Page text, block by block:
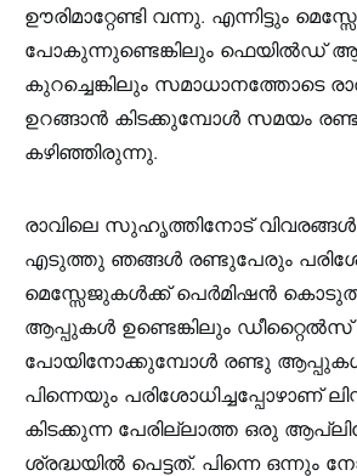
ഊരിമാറ്റേണ്ടി വന്നു. എന്നിട്ടും
പോകുന്നുണ്ടെങ്കിലും ഫെയിൽഡ്
കുറച്ചെങ്കിലും സമാധാനത്തോടെ
ഉറങ്ങാൻ കിടക്കുമ്പോൾ സമയം
കഴിഞ്ഞിരുന്നു.
രാവിലെ സുഹൃത്തിനോട്
എടുത്തു ഞങ്ങൾ രണ്ടുപേരും
മെസ്സേജുകൾക്ക് പെർമിഷൻ കൊടുത്ത
ആപ്പുകൾ ഉണ്ടെങ്കിലും ഡീറ്റൈൽസ്
പോയിനോക്കുമ്പോൾ രണ്ടു ആപ്പുകൾ
പിന്നെയും പരിശോധിച്ചപ്പോഴാണ്
കിടക്കുന്ന പേരില്ലാത്ത ഒരു
ശ്രദ്ധയിൽ പെട്ടത്. പിന്നെ ഒന്നും